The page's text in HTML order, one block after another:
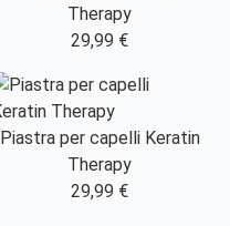
Therapy
29,99 €
Piastra per capelli Keratin
Therapy
29,99 €